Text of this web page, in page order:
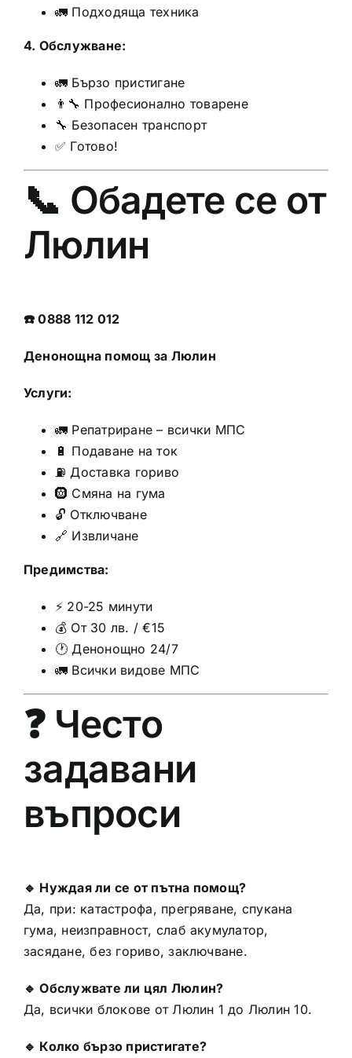
🚛 Подходяща техника
4. Обслужване:
🚛 Бързо пристигане
👨‍🔧 Професионално товарене
🔧 Безопасен транспорт
✅ Готово!
📞 Обадете се от
Люлин
☎️ 0888 112 012
Денонощна помощ за Люлин
Услуги:
🚛 Репатриране – всички МПС
🔋 Подаване на ток
⛽ Доставка гориво
🛞 Смяна на гума
🔓 Отключване
🔗 Извличане
Предимства:
⚡ 20-25 минути
💰 От 30 лв. / €15
🕐 Денонощно 24/7
🚛 Всички видове МПС
❓ Често
задавани
въпроси
🔹 Нуждая ли се от пътна помощ?
Да, при: катастрофа, прегряване, спукана
гума, неизправност, слаб акумулатор,
засядане, без гориво, заключване.
🔹 Обслужвате ли цял Люлин?
Да, всички блокове от Люлин 1 до Люлин 10.
🔹 Колко бързо пристигате?